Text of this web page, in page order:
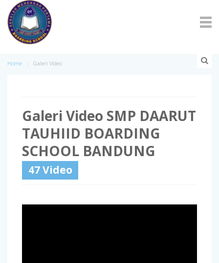
Home Galeri Video
Galeri Video SMP DAARUT
TAUHIID BOARDING
SCHOOL BANDUNG
47 Video